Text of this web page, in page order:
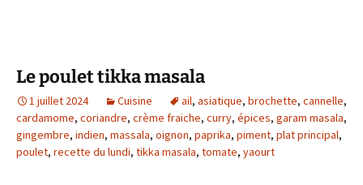
Le poulet tikka masala
1 juillet 2024 Cuisine ail, asiatique, brochette, cannelle,
cardamome, coriandre, crème fraiche, curry, épices, garam masala,
gingembre, indien, massala, oignon, paprika, piment, plat principal,
poulet, recette du lundi, tikka masala, tomate, yaourt